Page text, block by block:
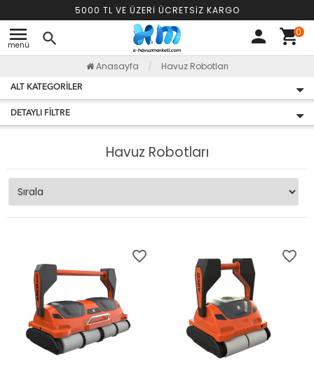
5000 TL VE ÜZERİ ÜCRETSİZ KARGO
menu
menü search person shopping_cart0
Anasayfa Havuz Robotları
ALT KATEGORILER
DETAYLI FILTRE
Havuz Robotları
favorite_border favorite_border